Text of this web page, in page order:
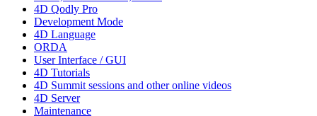
4D Qodly Pro
Development Mode
4D Language
ORDA
User Interface / GUI
4D Tutorials
4D Summit sessions and other online videos
4D Server
Maintenance